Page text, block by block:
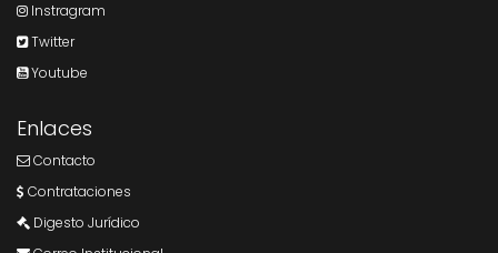
Instragram
Twitter
Youtube
Enlaces
Contacto
Contrataciones
Digesto Jurídico